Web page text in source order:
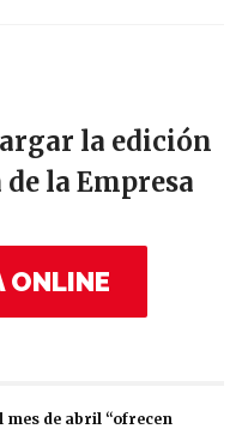
la edición
la Empresa
ONLINE
de abril “ofrecen